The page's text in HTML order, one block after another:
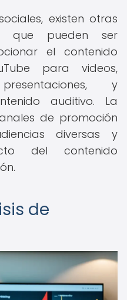
existen otras
que pueden ser
el contenido
para videos,
y
auditivo. La
de promoción
diversas y
del contenido
de